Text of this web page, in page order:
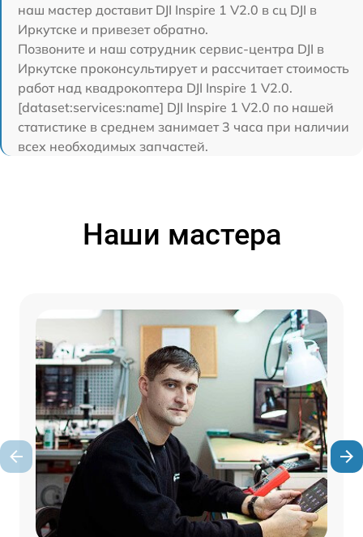
наш мастер доставит DJI Inspire 1 V2.0 в сц DJI в
Иркутске и привезет обратно.
Позвоните и наш сотрудник сервис-центра DJI в
Иркутске проконсультирует и рассчитает стоимость
работ над квадрокоптера DJI Inspire 1 V2.0.
[dataset:services:name] DJI Inspire 1 V2.0 по нашей
статистике в среднем занимает 3 часа при наличии
всех необходимых запчастей.
Наши мастера